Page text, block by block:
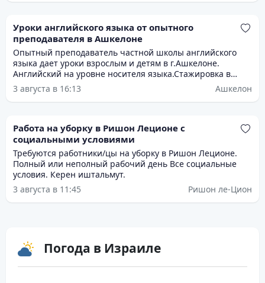
Уроки английского языка от опытного
преподавателя в Ашкелоне
Опытный преподаватель частной школы английского
языка дает уроки взрослым и детям в г.Ашкелоне.
Английский на уровне носителя языка.Стажировка в
Лондоне .Подготовка к багруту и экзаменам,помощь в
выполнении домашних заданий.
3 августа в 16:13 Ашкелон
Работа на уборку в Ришон Леционе с
социальными условиями
Требуются работники/цы на уборку в Ришон Леционе.
Полный или неполный рабочий день Все социальные
условия. Керен иштальмут.
3 августа в 11:45
Ришон ле-Цион
Погода в Израиле